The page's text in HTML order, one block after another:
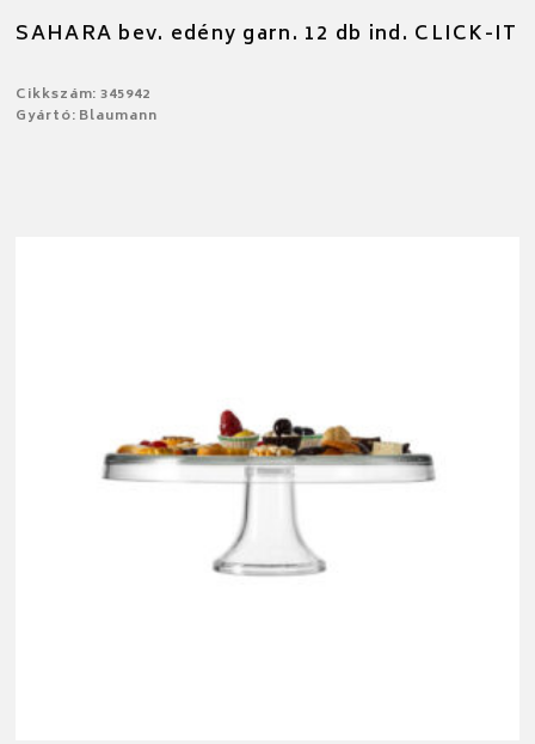
SAHARA bev. edény garn. 12 db ind. CLICK-IT
Cikkszám: 345942
Gyártó: Blaumann